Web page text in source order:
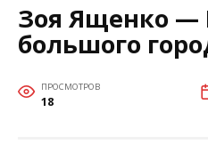
Зоя Ященко —
большого
ПРОСМОТРОВ
18